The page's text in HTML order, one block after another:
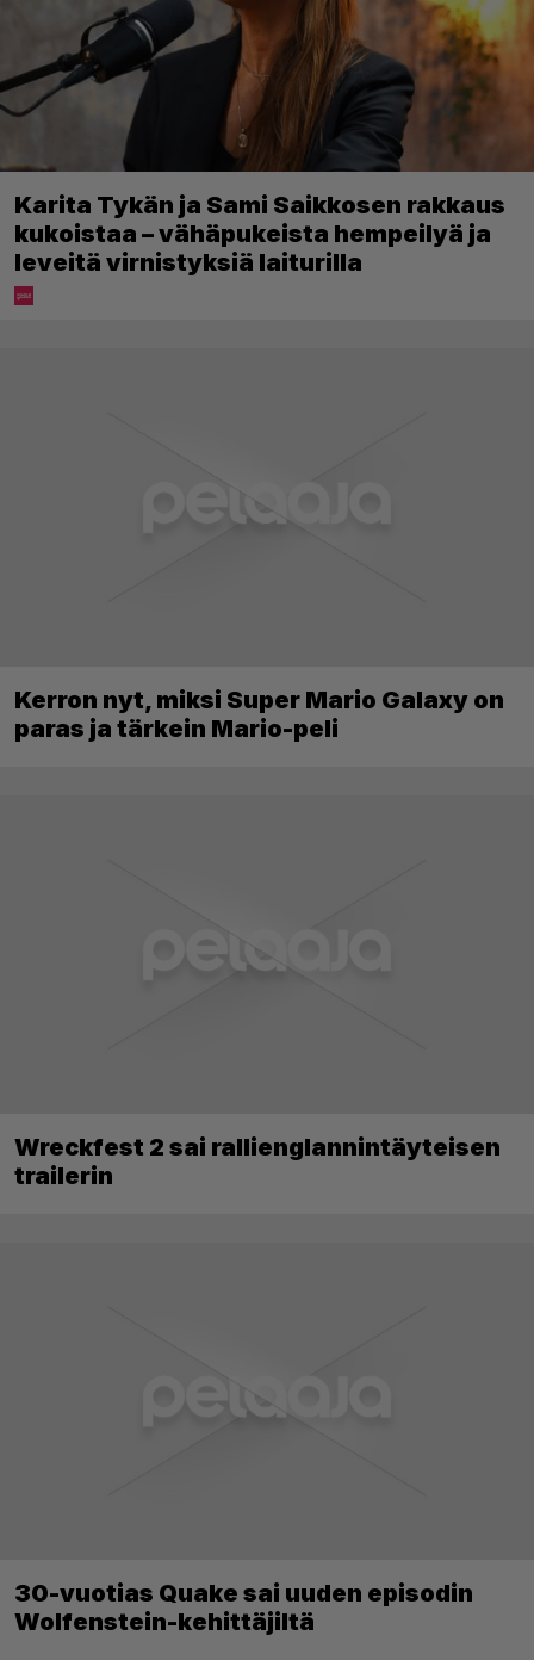
Karita Tykän ja Sami Saikkosen rakkaus
kukoistaa – vähäpukeista hempeilyä ja
leveitä virnistyksiä laiturilla
Kerron nyt, miksi Super Mario Galaxy on
paras ja tärkein Mario-peli
Wreckfest 2 sai rallienglannintäyteisen
trailerin
30-vuotias Quake sai uuden episodin
Wolfenstein-kehittäjiltä